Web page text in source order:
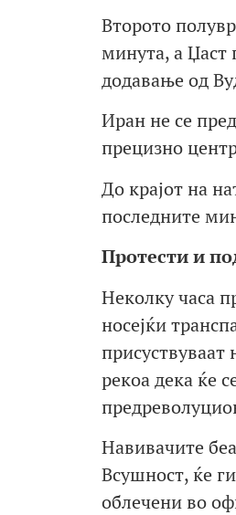
Второто
минута, а Џаст
додавање од
Иран не се
прецизно
До крајот на
последните
Протести и
Неколку часа
носејќи
рекоа дека ќе
Навивачите
Всушност, ќе
облечени во